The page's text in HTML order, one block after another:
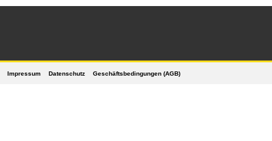
Impressum Datenschutz Geschäftsbedingungen (AGB)